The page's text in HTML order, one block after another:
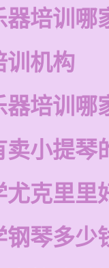
器培训哪
训机构
器培训哪
卖小提琴
尤克里里
钢琴多少